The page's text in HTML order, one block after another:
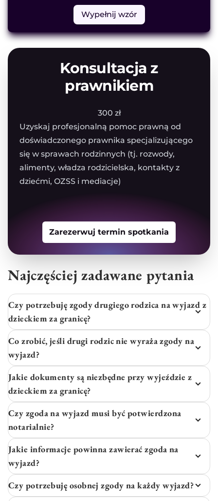
Wypełnij wzór
Konsultacja z
prawnikiem
300 zł
Uzyskaj profesjonalną pomoc prawną od
doświadczonego prawnika specjalizującego
się w sprawach rodzinnych (tj. rozwody,
alimenty, władza rodzicielska, kontakty z
dziećmi, OZSS i mediacje)
Zarezerwuj termin spotkania
Najczęściej zadawane pytania
Czy potrzebuję zgody drugiego rodzica na wyjazd z
dzieckiem za granicę?
Co zrobić, jeśli drugi rodzic nie wyraża zgody na
wyjazd?
Jakie dokumenty są niezbędne przy wyjeździe z
dzieckiem za granicę?
Czy zgoda na wyjazd musi być potwierdzona
notarialnie?
Jakie informacje powinna zawierać zgoda na
wyjazd?
Czy potrzebuję osobnej zgody na każdy wyjazd?